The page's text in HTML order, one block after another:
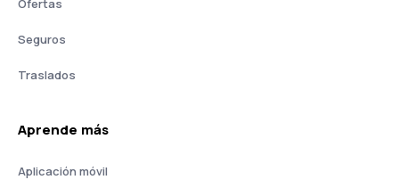
Ofertas
Seguros
Traslados
Aprende más
Aplicación móvil